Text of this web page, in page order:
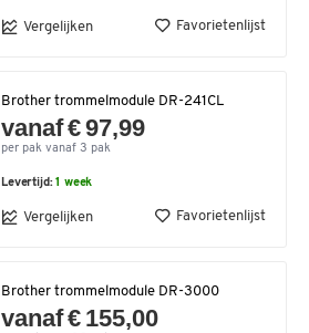
Vergelijken Favorietenlijst
Brother trommelmodule DR-241CL
vanaf € 97,99
per pak vanaf 3 pak
Levertijd:1 week
Vergelijken Favorietenlijst
Brother trommelmodule DR-3000
vanaf € 155,00